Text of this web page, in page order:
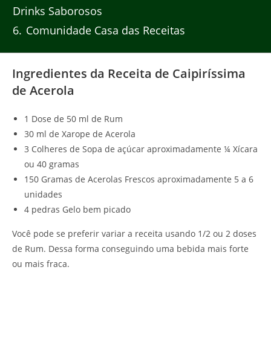
Drinks Saborosos
6 Comunidade Casa das Receitas
Ingredientes da Receita de Caipiríssima
de Acerola
1 Dose de 50 ml de Rum
30 ml de Xarope de Acerola
3 Colheres de Sopa de açúcar aproximadamente ¼ Xícara
ou 40 gramas
150 Gramas de Acerolas Frescos aproximadamente 5 a 6
unidades
4 pedras Gelo bem picado
Você pode se preferir variar a receita usando 1/2 ou 2 doses
de Rum. Dessa forma conseguindo uma bebida mais forte
ou mais fraca.